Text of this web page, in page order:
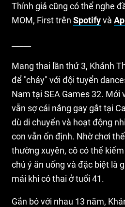
Thính giả cũng có thể nghe
MOM, First trênSpotifyvà
Mang thai lần thứ 3, Khánh
để "cháy" với đội tuyển
Nam tại SEA Games 32. Mới
vẫn sợ cái nắng gay gắt tại
dù di chuyển và hoạt động
con vẫn ổn định. Nhờ chơi
thường xuyên, cô có thể
chú ý ăn uống và đặc biệt là
mái khi có thai ở tuổi 41.
Gắn bó với nhau 13 năm,